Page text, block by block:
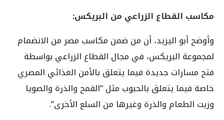
مكاسب القطاع الزراعي من البريكس:
وأوضح أبو اليزيد، أن من ضمن مكاسب مصر من الانضمام
لمجموعة البريكس، في مجال القطاع الزراعي بواسطة
فتح مسارات جديدة فيما يتعلق بالأمن الغذائي المصري
خاصة فيما يتعلق بالحبوب مثل “القمح والذرة والصويا
وزيت الطعام والذرة وغيرها من السلع الأخرى”.